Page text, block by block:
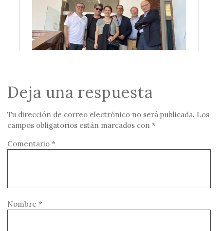
Deja una respuesta
Tu dirección de correo electrónico no será publicada. Los
campos obligatorios están marcados con *
Comentario *
Nombre *